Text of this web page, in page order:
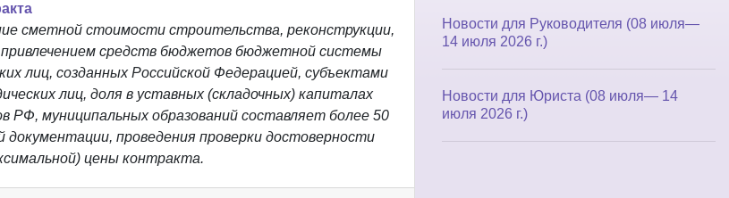
сметной стоимости строительства, реконструкции,
средств бюджетов бюджетной системы
лиц, созданных Российской Федерацией, субъектами
лиц, доля в уставных (складочных) капиталах
РФ, муниципальных образований составляет более 50
проведения проверки достоверности
цены контракта.
Новости для Руководителя (08 июля—
14 июля 2026 г.)
Новости для Юриста (08 июля— 14
июля 2026 г.)